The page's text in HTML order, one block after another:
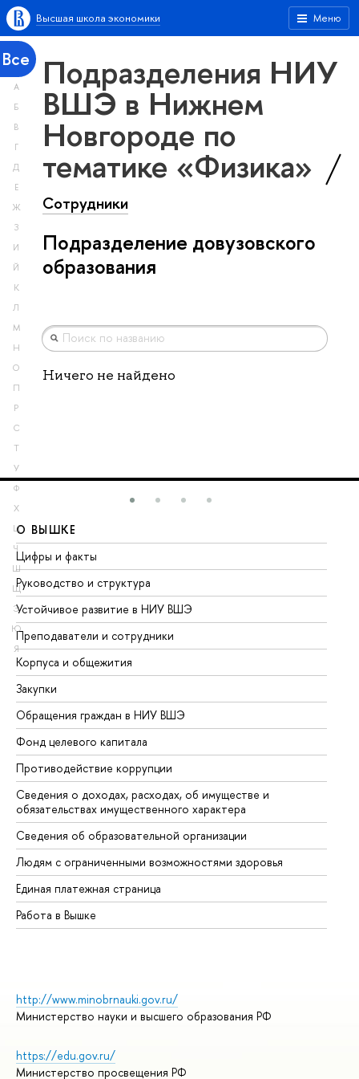
Меню
Высшая школа экономики
Все
А
Б
В
Г
Д
Е
Ж
З
И
Й
К
Л
М
Н
О
П
Р
С
Т
У
Ф
Х
Ц
Ч
Ш
Щ
Э
Ю
Я
Подразделения НИУ
ВШЭ в Нижнем
Новгороде по
тематике «Физика»
Сотрудники
Подразделение довузовского
образования
Ничего не найдено
О ВЫШКЕ
Цифры и факты
Руководство и структура
Устойчивое развитие в НИУ ВШЭ
Преподаватели и сотрудники
Корпуса и общежития
Закупки
Обращения граждан в НИУ ВШЭ
Фонд целевого капитала
Противодействие коррупции
Сведения о доходах, расходах, об имуществе и
обязательствах имущественного характера
Сведения об образовательной организации
Людям с ограниченными возможностями здоровья
Единая платежная страница
Работа в Вышке
http://www.minobrnauki.gov.ru/
Министерство науки и высшего образования РФ
https://edu.gov.ru/
Министерство просвещения РФ